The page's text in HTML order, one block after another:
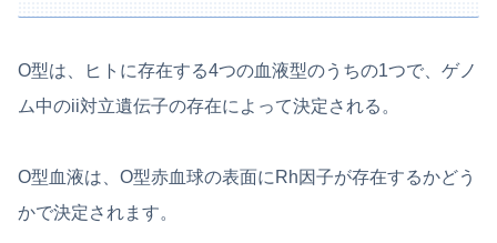
O型は、ヒトに存在する4つの血液型のうちの1つで、ゲノ
ム中のii対立遺伝子の存在によって決定される。
O型血液は、O型赤血球の表面にRh因子が存在するかどう
かで決定されます。